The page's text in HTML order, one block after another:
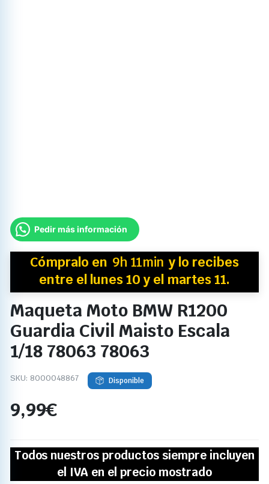
Pedir más información
Cómpralo en 9h 11min y lo recibes
entre el lunes 10 y el martes 11.
Maqueta Moto BMW R1200
Guardia Civil Maisto Escala
1/18 78063 78063
SKU: 8000048867 Disponible
9,99€